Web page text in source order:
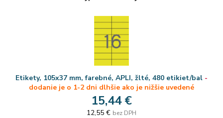
Etikety, 105x37 mm, farebné, APLI, žlté, 480 etikiet/bal -
dodanie je o 1-2 dni dlhšie ako je nižšie uvedené
15,44 €
12,55 € bez DPH